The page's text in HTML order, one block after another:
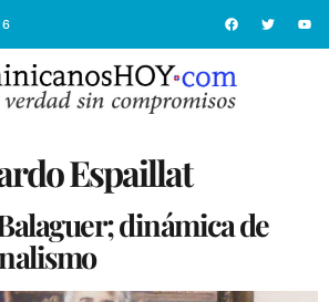
Espaillat
dinámica de